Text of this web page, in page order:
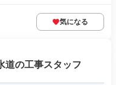
気になる
道の工事スタッフ